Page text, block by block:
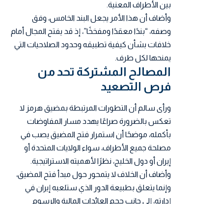
بين الأطراف المعنية.
وأضاف أن هذا الأمر يجعلالبند الخامس ، وفق
وصفه، “بندًا معقدًا ومفخخًا”، إذ قد يفتح المجال أمام
خلافات بشأن كيفية تطبيقه وحدود الصلاحيات التي
يمنحها لكل طرف.
المصالح المشتركة تحد من
فرص التصعيد
ورأى سالم أن التطورات المرتبطة بمضيق هرمز لا
تعكس بالضرورة صراعًا يهدد مسار المفاوضات
بأكمله، موضحًا أن استمرار فتح المضيق يصب في
مصلحة جميع الأطراف، سواء الولايات المتحدة أو
إيران أو دول الخليج، نظرًا لأهميته الاستراتيجية.
وأضاف أن الخلاف لا يتمحور حول مبدأ فتح المضيق،
وإنما يتعلق بطبيعة الدور الذي ستلعبه إيران في
إدارته، إلى جانب حجم العائدات المالية والرسوم